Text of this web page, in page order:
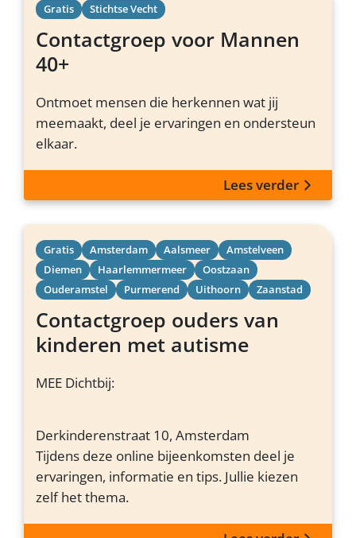
Gratis Stichtse Vecht
Contactgroep voor Mannen
40+
Ontmoet mensen die herkennen wat jij
meemaakt, deel je ervaringen en ondersteun
elkaar.
Lees verder
Gratis Amsterdam Aalsmeer
Amstelveen
Diemen
Haarlemmermeer
Oostzaan
Ouderamstel
Purmerend Uithoorn Zaanstad
Contactgroep ouders van
kinderen met autisme
MEE Dichtbij:
Derkinderenstraat 10, Amsterdam
Tijdens deze online bijeenkomsten deel je
ervaringen, informatie en tips. Jullie kiezen
zelf het thema.